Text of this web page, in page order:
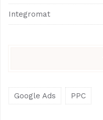
Integromat
Google Ads PPC